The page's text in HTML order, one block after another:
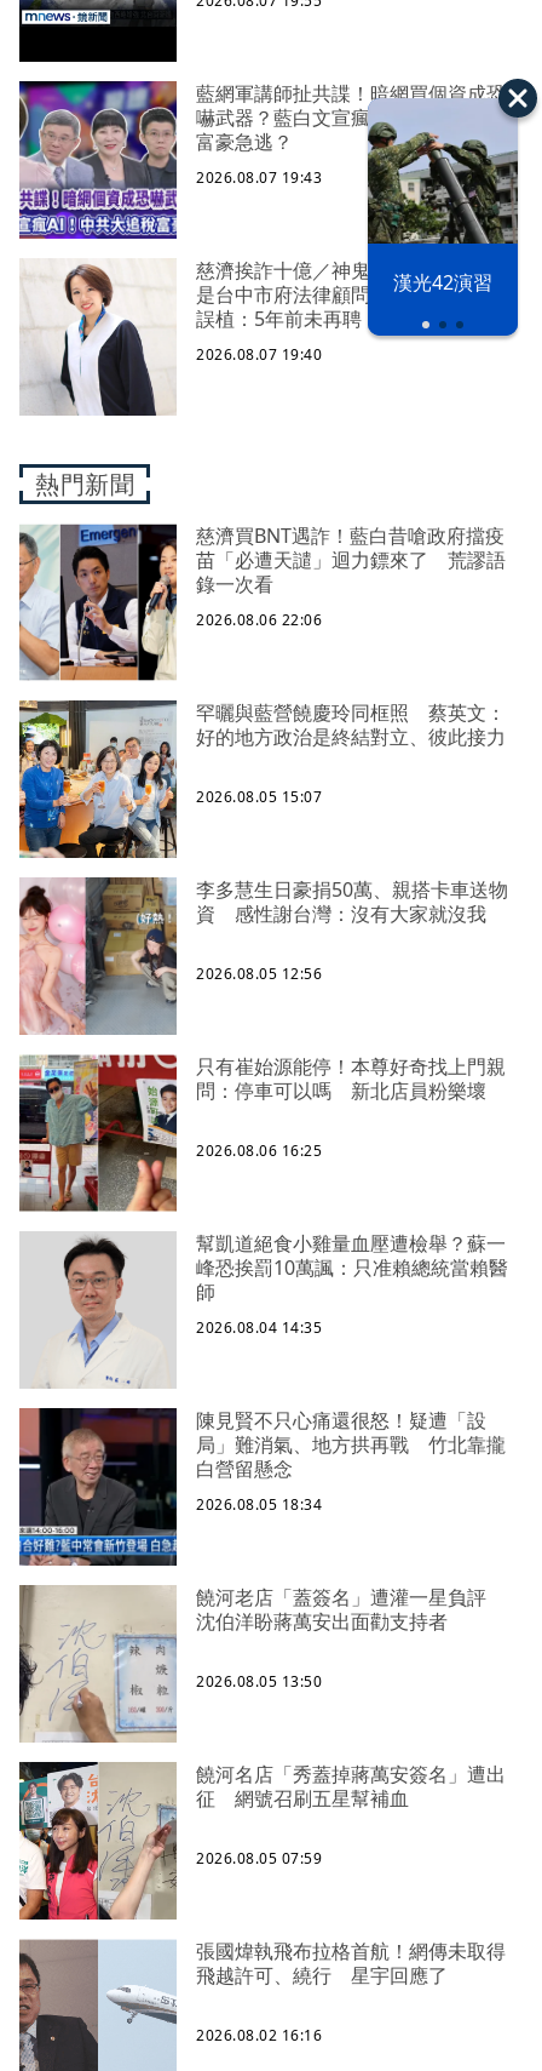
漢光42演習
藍網軍講師扯共諜！暗網買個資成恐
嚇武器？藍白文宣瘋AI！中共大追稅
富豪急逃？
2026.08.07 19:43
慈濟挨詐十億／神鬼律師陳昱瑄被爆
是台中市府法律顧問 法制局稱檔案
誤植：5年前未再聘
2026.08.07 19:40
熱門新聞
慈濟買BNT遇詐！藍白昔嗆政府擋疫
苗「必遭天譴」迴力鏢來了 荒謬語
錄一次看
2026.08.06 22:06
罕曬與藍營饒慶玲同框照 蔡英文：
好的地方政治是終結對立、彼此接力
2026.08.05 15:07
李多慧生日豪捐50萬、親搭卡車送物
資 感性謝台灣：沒有大家就沒我
2026.08.05 12:56
只有崔始源能停！本尊好奇找上門親
問：停車可以嗎 新北店員粉樂壞
2026.08.06 16:25
幫凱道絕食小雞量血壓遭檢舉？蘇一
峰恐挨罰10萬諷：只准賴總統當賴醫
師
2026.08.04 14:35
陳見賢不只心痛還很怒！疑遭「設
局」難消氣、地方拱再戰 竹北靠攏
白營留懸念
2026.08.05 18:34
饒河老店「蓋簽名」遭灌一星負評
沈伯洋盼蔣萬安出面勸支持者
2026.08.05 13:50
饒河名店「秀蓋掉蔣萬安簽名」遭出
征 網號召刷五星幫補血
2026.08.05 07:59
張國煒執飛布拉格首航！網傳未取得
飛越許可、繞行 星宇回應了
2026.08.02 16:16